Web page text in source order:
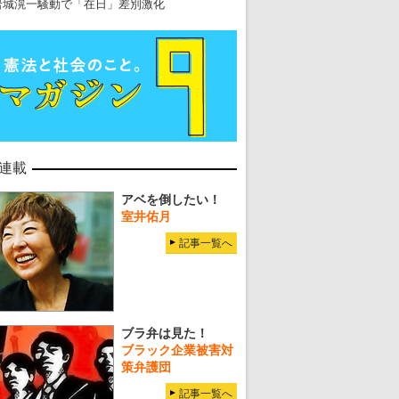
城滉一騒動で「在日」差別激化
載
アベを倒したい！
室井佑月
記事一覧へ
ブラ弁は見た！
ブラック企業被害対
策弁護団
記事一覧へ